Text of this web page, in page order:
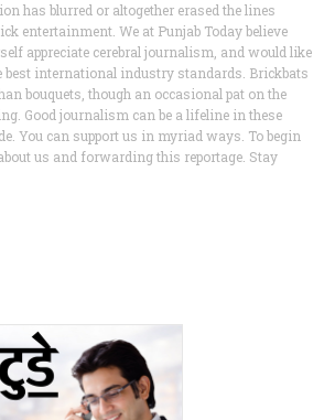
has blurred or altogether erased the lines
entertainment. We at Punjab Today believe
appreciate cerebral journalism, and would like
best international industry standards. Brickbats
bouquets, though an occasional pat on the
Good journalism can be a lifeline in these
You can support us in myriad ways. To begin
us and forwarding this reportage. Stay